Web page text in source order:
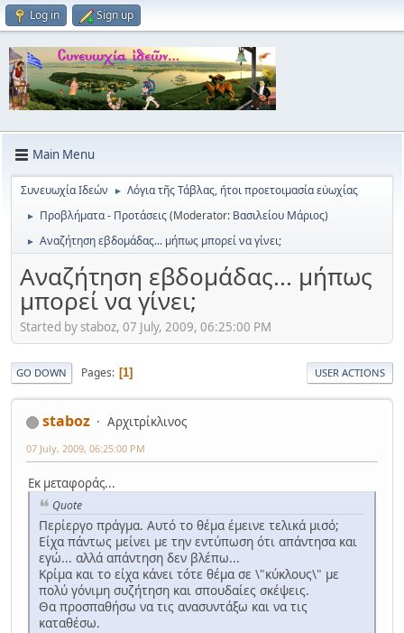
Log in Sign up
Main Menu
Συνευωχία Ιδεών ► Λόγια τῆς Τάβλας, ἥτοι προετοιμασία εὐωχίας
► Προβλήματα - Προτάσεις(Moderator: Βασιλείου Μάριος)
► Αναζήτηση εβδομάδας... μήπως μπορεί να γίνει;
Αναζήτηση εβδομάδας... μήπως
μπορεί να γίνει;
Started by staboz, 07 July, 2009, 06:25:00 PM
GO DOWN Pages 1 USER ACTIONS
staboz Αρχιτρίκλινος
07 July, 2009, 06:25:00 PM
Εκ μεταφοράς...
Quote
Περίεργο πράγμα. Αυτό το θέμα έμεινε τελικά μισό;
Είχα πάντως μείνει με την εντύπωση ότι απάντησα και
εγώ... αλλά απάντηση δεν βλέπω...
Κρίμα και το είχα κάνει τότε θέμα σε \"κύκλους\" με
πολύ γόνιμη συζήτηση και σπουδαίες σκέψεις.
Θα προσπαθήσω να τις ανασυντάξω και να τις
καταθέσω.